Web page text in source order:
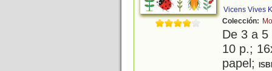
Vicens Vives
Colección:
De 3 a
10 p.;
papel;